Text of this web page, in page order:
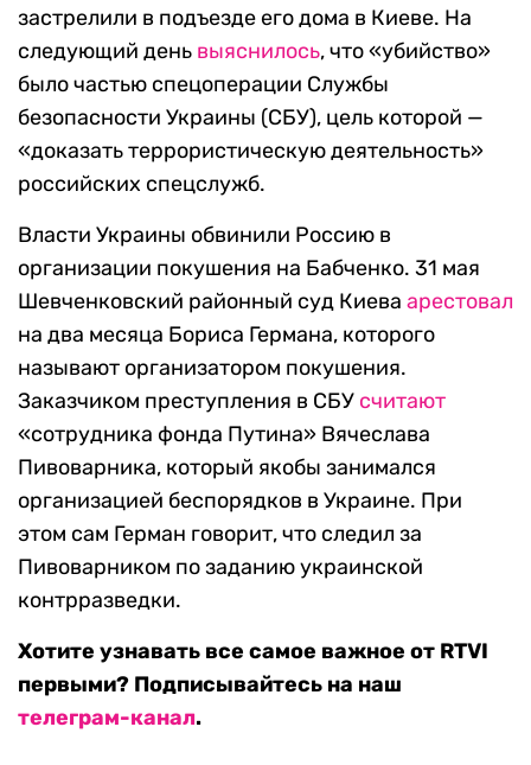
застрелили в подъезде его дома в Киеве. На
следующий день выяснилось, что «убийство»
было частью спецоперации Службы
безопасности Украины (СБУ), цель которой —
«доказать террористическую деятельность»
российских спецслужб.
Власти Украины обвинили Россию в
организации покушения на Бабченко. 31 мая
Шевченковский районный суд Киева арестовал
на два месяца Бориса Германа, которого
называют организатором покушения.
Заказчиком преступления в СБУ считают
«сотрудника фонда Путина» Вячеслава
Пивоварника, который якобы занимался
организацией беспорядков в Украине. При
этом сам Герман говорит, что следил за
Пивоварником по заданию украинской
контрразведки.
Хотите узнавать все самое важное от RTVI
первыми? Подписывайтесь на наш
телеграм-канал.